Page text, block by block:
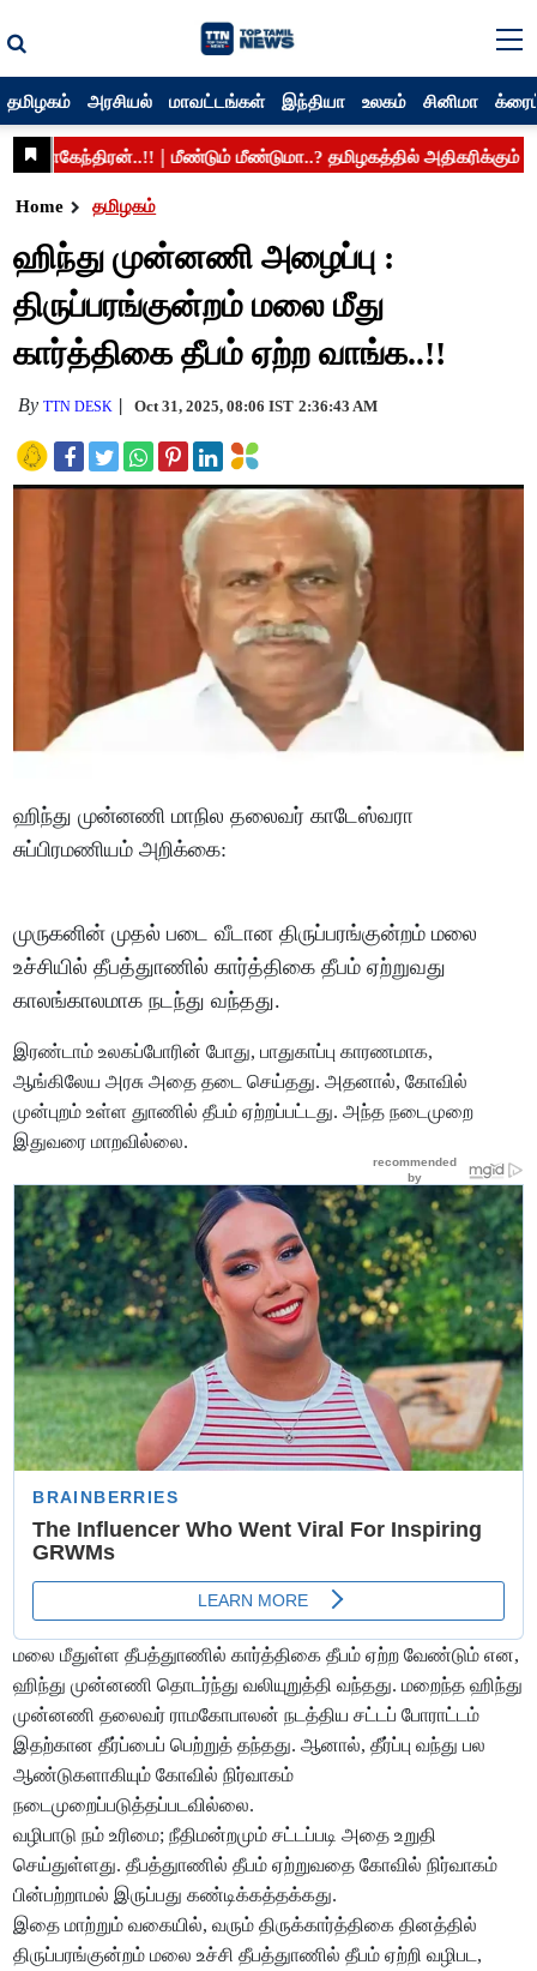
தமிழகம் அரசியல் மாவட்டங்கள் இந்தியா உலகம் சினிமா
Home தமிழகம்
ஹிந்து முன்னணி அழைப்பு :
திருப்பரங்குன்றம் மலை மீது
கார்த்திகை தீபம் ஏற்ற வாங்க..!!
ByTTN DESK Oct 31, 2025, 08:06 IST 2:36:43 AM
ஹிந்து முன்னணி மாநில தலைவர் காடேஸ்வரா
சுப்பிரமணியம் அறிக்கை:
முருகனின் முதல் படை வீடான திருப்பரங்குன்றம் மலை
உச்சியில் தீபத்துாணில் கார்த்திகை தீபம் ஏற்றுவது
காலங்காலமாக நடந்து வந்தது.
இரண்டாம் உலகப்போரின் போது, பாதுகாப்பு காரணமாக,
ஆங்கிலேய அரசு அதை தடை செய்தது. அதனால், கோவில்
முன்புறம் உள்ள துாணில் தீபம் ஏற்றப்பட்டது. அந்த நடைமுறை
இதுவரை மாறவில்லை.
மலை மீதுள்ள தீபத்துாணில் கார்த்திகை தீபம் ஏற்ற வேண்டும் என,
ஹிந்து முன்னணி தொடர்ந்து வலியுறுத்தி வந்தது. மறைந்த ஹிந்து
முன்னணி தலைவர் ராமகோபாலன் நடத்திய சட்டப் போராட்டம்
இதற்கான தீர்ப்பைப் பெற்றுத் தந்தது. ஆனால், தீர்ப்பு வந்து பல
ஆண்டுகளாகியும் கோவில் நிர்வாகம்
நடைமுறைப்படுத்தப்படவில்லை.
வழிபாடு நம் உரிமை; நீதிமன்றமும் சட்டப்படி அதை உறுதி
செய்துள்ளது. தீபத்துாணில் தீபம் ஏற்றுவதை கோவில் நிர்வாகம்
பின்பற்றாமல் இருப்பது கண்டிக்கத்தக்கது.
இதை மாற்றும் வகையில், வரும் திருக்கார்த்திகை தினத்தில்
திருப்பரங்குன்றம் மலை உச்சி தீபத்துாணில் தீபம் ஏற்றி வழிபட,